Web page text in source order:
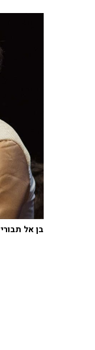
בן אל תבורי